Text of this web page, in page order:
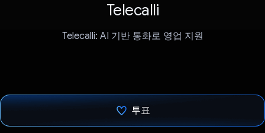
Telecalli
Telecalli: AI 기반 통화로 영업 지원
투표